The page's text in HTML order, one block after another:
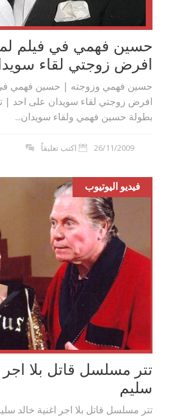
حسين فهمي في فيلم
افرض زوجتي لقاء
حسين فهمي وزوجته | حسين فهمي في
افرض زوجتي لقاء سويدان على احد |
بطولة حسين فهمي ولقاء سويدان...
26/11/2009 اكتب تعليقاً
فيديو اليوتيوب
تتر مسلسل قاتل بلا اجر
سليم
تتر مسلسل قاتل بلا اجر اغنية خالد